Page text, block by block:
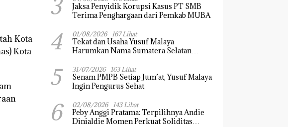
Kota
Kota
3
Jaksa Penyidik Korupsi Kasus PT SMB
Terima Penghargaan dari Pemkab MUBA
4 01/08/2026 167 Lihat
Tekat dan Usaha Yusuf Malaya
Harumkan Nama Sumatera Selatan
5 31/07/2026 163 Lihat
Senam PMPB Setiap Jum’at, Yusuf Malaya
Ingin Pengurus Sehat
6 02/08/2026 143 Lihat
Peby Anggi Pratama: Terpilihnya Andie
Dinialdie Momen Perkuat Soliditas